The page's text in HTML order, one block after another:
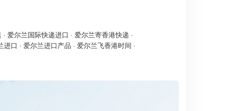
· 爱尔兰国际快递进口 · 爱尔兰寄香港快递 ·
进口 · 爱尔兰进口产品 · 爱尔兰飞香港时间 ·